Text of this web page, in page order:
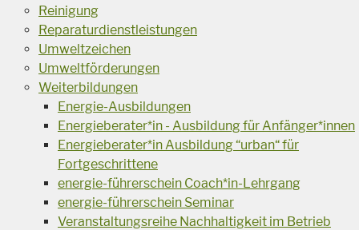
Reinigung
Reparaturdienstleistungen
Umweltzeichen
Umweltförderungen
Weiterbildungen
Energie-Ausbildungen
Energieberater*in - Ausbildung für Anfänger*innen
Energieberater*in Ausbildung “urban“ für
Fortgeschrittene
energie-führerschein Coach*in-Lehrgang
energie-führerschein Seminar
Veranstaltungsreihe Nachhaltigkeit im Betrieb